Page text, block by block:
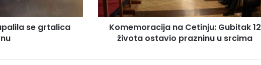
se grtalica
c
n
Komemoracija na Cetinju: Gubitak 12
života ostavio prazninu u srcima